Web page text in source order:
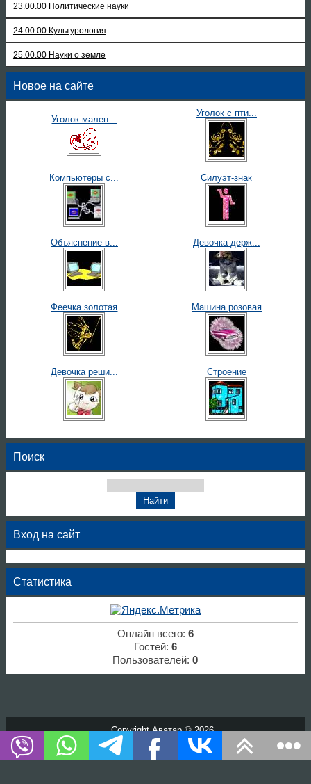
23.00.00 Политические науки
24.00.00 Культурология
25.00.00 Науки о земле
Новое на сайте
Уголок мален...
Уголок с пти...
Компьютеры с... Силуэт-знак
Объяснение в... Девочка держ...
Феечка золотая Машина розовая
Девочка реши... Строение
Поиск
Вход на сайт
Статистика
Онлайн всего: 6
Гостей: 6
Пользователей:0
Copyright Аватар © 2026
Хостинг от
uCoz